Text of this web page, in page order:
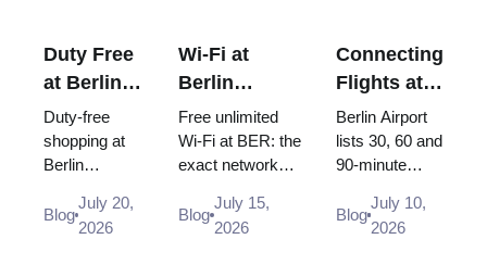
Duty Free
at Berlin
Airport
(BER):
Shops,
Locations
& Rules
Duty-free
shopping at
Berlin
Airport (BER):
Heinemann
Blog
July 20,
2026
Wi-Fi at
Berlin
Brandenburg
Airport
(BER): Free,
Unlimited
and How to
Free unlimited
Wi-Fi at BER: the
exact network
in, where the
desks and power
Blog
July 15,
2026
Connecting
Flights at
Berlin
Airport
(BER):
Minimum
Connection
Berlin Airport
lists 30, 60 and
90-minute
connection
times, but BER
Blog
July 10,
2026